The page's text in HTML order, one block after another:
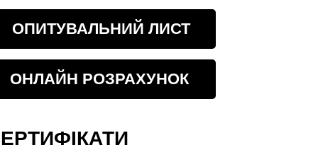
ОПИТУВАЛЬНИЙ ЛИСТ
ОНЛАЙН РОЗРАХУНОК